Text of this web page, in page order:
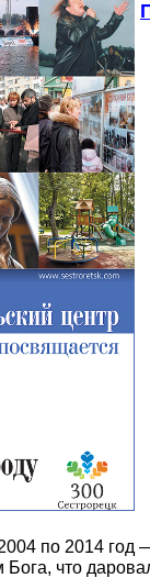
по 2014 год
что